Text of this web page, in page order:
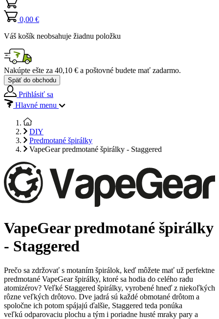
0,00 €
Váš košík neobsahuje žiadnu položku
Nakúpte ešte za 40,10 € a poštovné budete mať zadarmo.
Späť do obchodu
Prihlásiť sa
Hlavné menu
DIY
Predmotané špirálky
VapeGear predmotané špirálky - Staggered
VapeGear predmotané špirálky
- Staggered
Prečo sa zdržovať s motaním špirálok, keď môžete mať už perfektne
predmotané VapeGear špirálky, ktoré sa hodia do celého radu
atomizérov? Veľké Staggered špirálky, vyrobené hneď z niekoľkých
rôzne veľkých drôtovo. Dve jadrá sú každé obmotané drôtom a
spoločne ich potom spájajú ďalšie, Staggered teda ponúka
veľkú odparovaciu plochu a tým i poriadne husté mraky pary a